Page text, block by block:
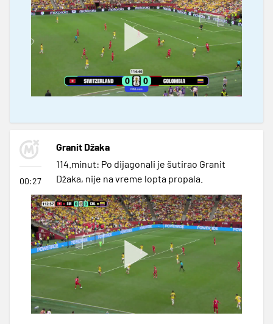
00:27
Granit Džaka
114.minut: Po dijagonali je šutirao Granit
Džaka, nije na vreme lopta propala.